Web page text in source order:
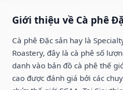
Giới thiệu về Cà phê
Cà phê Đặc sản hay là
Roastery, đây là cà phê số
danh vào bản đồ cà phê thế
cao được đánh giá bởi các